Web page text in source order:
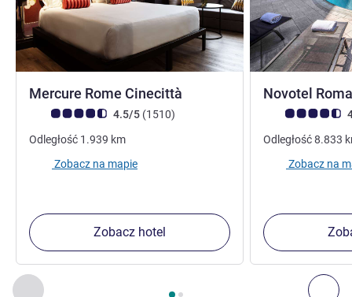
Poprzedni - Inne nasze placówki w pobliżu
Strona , Inne nasze placówki w pobliżu 1 :, Inne nasze
Mercure Rome Cinecittà
Ocena klientów (Ocena ALL)
4.5/5 (1510Liczba opinii
)
Odległość 1.939 km
Zobacz na mapie
Zobacz hotel
Novotel
Ocena klientów
Odległość8.833
Zobacz na